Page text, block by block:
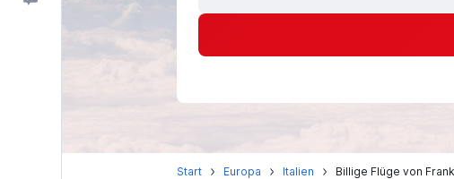
Start Europa Italien Billige Flüge von